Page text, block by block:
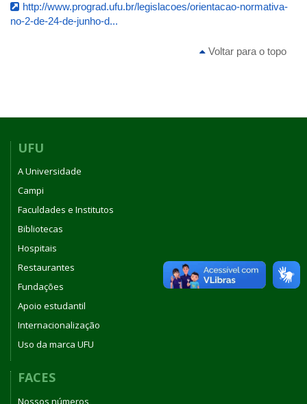
http://www.prograd.ufu.br/legislacoes/orientacao-normativa-
no-2-de-24-de-junho-d...
Voltar para o topo
UFU
A Universidade
Campi
Faculdades e Institutos
Bibliotecas
Hospitais
Restaurantes
Fundações
Apoio estudantil
Internacionalização
Uso da marca UFU
FACES
Nossos números